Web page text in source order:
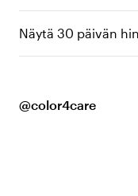
Näytä 30 päivän
@color4care